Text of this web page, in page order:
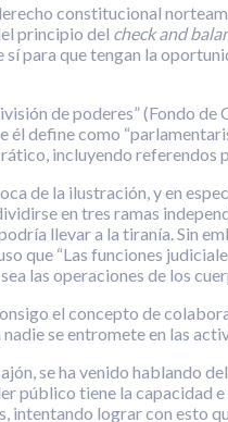
constitucional
principio del check and
para que tengan la
de poderes” (Fondo
define como
incluyendo referendos
de la ilustración, y en
en tres ramas
llevar a la tiranía. Sin
que “Las funciones
las operaciones de los
el concepto de
se entromete en las
se ha venido hablando del
público tiene la capacidad
intentando lograr con esto